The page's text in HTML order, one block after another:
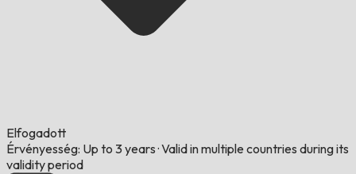
Elfogadott
Érvényesség: Up to 3 years ·Valid in multiple countries during its
validity period